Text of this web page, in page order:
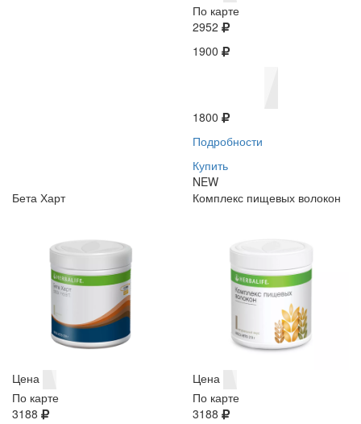
По карте
2952
1900
1800
Подробности
Купить
NEW
Бета Харт
Цена
По карте
3188
Комплекс пищевых волокон
Цена
По карте
3188